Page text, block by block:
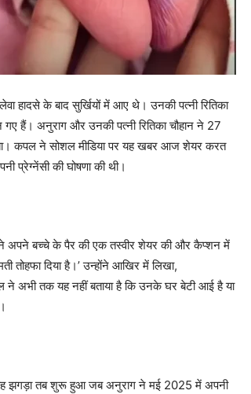
हादसे के बाद सुर्खियों में आए थे। उनकी पत्नी रितिका
हैं। अनुराग और उनकी पत्नी रितिका चौहान ने 27
​​कपल ने सोशल मीडिया पर यह खबर आज शेयर करत
प्रेग्नेंसी की घोषणा की थी।
अपने बच्चे के पैर की एक तस्वीर शेयर की और कैप्शन में
तोहफा दिया है।’ उन्होंने आखिर में लिखा,
अभी तक यह नहीं बताया है कि उनके घर बेटी आई है या
झगड़ा तब शुरू हुआ जब अनुराग ने मई 2025 में अपनी